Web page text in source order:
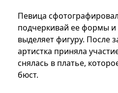
Певица
подчеркивай ее формы и
выделяет фигуру. После
артистка приняла
снялась в платье,
бюст.